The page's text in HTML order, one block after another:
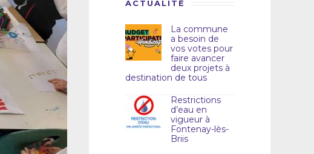
ACTUALITÉ
La commune
a besoin de
vos votes pour
faire avancer
deux projets à
destination de tous
Restrictions
d’eau en
vigueur à
Fontenay-lès-
Briis